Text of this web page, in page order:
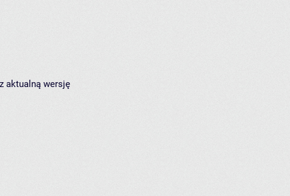
aktualną wersję